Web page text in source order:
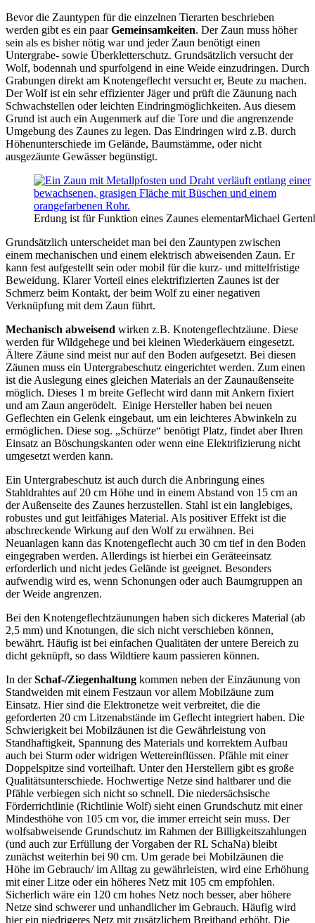
Bevor die Zauntypen für die einzelnen Tierarten beschrieben
werden gibt es ein paarGemeinsamkeiten. Der Zaun muss höher
sein als es bisher nötig war und jeder Zaun benötigt einen
Untergrabe- sowie Überkletterschutz. Grundsätzlich versucht der
Wolf, bodennah und spurfolgend in eine Weide einzudringen. Durch
Grabungen direkt am Knotengeflecht versucht er, Beute zu machen.
Der Wolf ist ein sehr effizienter Jäger und prüft die Zäunung nach
Schwachstellen oder leichten Eindringmöglichkeiten. Aus diesem
Grund ist auch ein Augenmerk auf die Tore und die angrenzende
Umgebung des Zaunes zu legen. Das Eindringen wird z.B. durch
Höhenunterschiede im Gelände, Baumstämme, oder nicht
ausgezäunte Gewässer begünstigt.
Erdung ist für Funktion eines Zaunes elementarMichael
Grundsätzlich unterscheidet man bei den Zauntypen zwischen
einem mechanischen und einem elektrisch abweisenden Zaun. Er
kann fest aufgestellt sein oder mobil für die kurz- und mittelfristige
Beweidung. Klarer Vorteil eines elektrifizierten Zaunes ist der
Schmerz beim Kontakt, der beim Wolf zu einer negativen
Verknüpfung mit dem Zaun führt.
Mechanisch abweisend wirken z.B. Knotengeflechtzäune. Diese
werden für Wildgehege und bei kleinen Wiederkäuern eingesetzt.
Ältere Zäune sind meist nur auf den Boden aufgesetzt. Bei diesen
Zäunen muss ein Untergrabeschutz eingerichtet werden. Zum einen
ist die Auslegung eines gleichen Materials an der Zaunaußenseite
möglich. Dieses 1 m breite Geflecht wird dann mit Ankern fixiert
und am Zaun angerödelt. Einige Hersteller haben bei neuen
Geflechten ein Gelenk eingebaut, um ein leichteres Abwinkeln zu
ermöglichen. Diese sog. „Schürze“ benötigt Platz, findet aber Ihren
Einsatz an Böschungskanten oder wenn eine Elektrifizierung nicht
umgesetzt werden kann.
Ein Untergrabeschutz ist auch durch die Anbringung eines
Stahldrahtes auf 20 cm Höhe und in einem Abstand von 15 cm an
der Außenseite des Zaunes herzustellen. Stahl ist ein langlebiges,
robustes und gut leitfähiges Material. Als positiver Effekt ist die
abschreckende Wirkung auf den Wolf zu erwähnen. Bei
Neuanlagen kann das Knotengeflecht auch 30 cm tief in den Boden
eingegraben werden. Allerdings ist hierbei ein Geräteeinsatz
erforderlich und nicht jedes Gelände ist geeignet. Besonders
aufwendig wird es, wenn Schonungen oder auch Baumgruppen an
der Weide angrenzen.
Bei den Knotengeflechtzäunungen haben sich dickeres Material (ab
2,5 mm) und Knotungen, die sich nicht verschieben können,
bewährt. Häufig ist bei einfachen Qualitäten der untere Bereich zu
dicht geknüpft, so dass Wildtiere kaum passieren können.
In derSchaf-/Ziegenhaltung kommen neben der Einzäunung von
Standweiden mit einem Festzaun vor allem Mobilzäune zum
Einsatz. Hier sind die Elektronetze weit verbreitet, die die
geforderten 20 cm Litzenabstände im Geflecht integriert haben. Die
Schwierigkeit bei Mobilzäunen ist die Gewährleistung von
Standhaftigkeit, Spannung des Materials und korrektem Aufbau
auch bei Sturm oder widrigen Wettereinflüssen. Pfähle mit einer
Doppelspitze sind vorteilhaft. Unter den Herstellern gibt es große
Qualitätsunterschiede. Hochwertige Netze sind haltbarer und die
Pfähle verbiegen sich nicht so schnell. Die niedersächsische
Förderrichtlinie (Richtlinie Wolf) sieht einen Grundschutz mit einer
Mindesthöhe von 105 cm vor, die immer erreicht sein muss. Der
wolfsabweisende Grundschutz im Rahmen der Billigkeitszahlungen
(und auch zur Erfüllung der Vorgaben der RL SchaNa) bleibt
zunächst weiterhin bei 90 cm. Um gerade bei Mobilzäunen die
Höhe im Gebrauch/ im Alltag zu gewährleisten, wird eine Erhöhung
mit einer Litze oder ein höheres Netz mit 105 cm empfohlen.
Sicherlich wäre ein 120 cm hohes Netz noch besser, aber höhere
Netze sind schwerer und unhandlicher im Gebrauch. Häufig wird
hier ein niedrigeres Netz mit zusätzlichem Breitband erhöht. Die